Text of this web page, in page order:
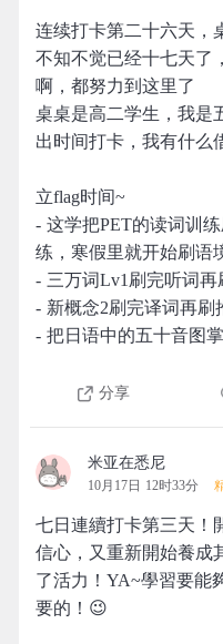
连续打卡第二十六天，
不知不觉已经十七天了
啊，都努力到这里了
桌桌是高二学生，我是
出时间打卡，我有什么
立flag时间~
- 这学把PET的读词训
练，寒假里就开始刷语
- 三万词Lv1刷完听词再
- 新概念2刷完译词再刷
- 把日语中的五十音图
分享
米亚在悉尼
10月17日 12时33分
七日連續打卡第三天！
信心，又重新開始養成
了活力！YA~學習要能
要的！😉